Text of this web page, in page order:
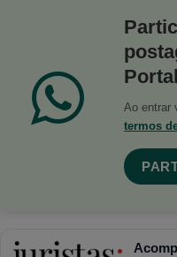
Ao entrar
termos